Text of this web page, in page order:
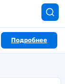
Подробнее